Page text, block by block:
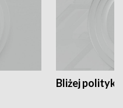
Bliżej polityki